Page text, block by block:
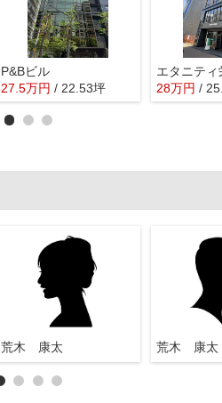
P&Bビル
27.5万円 / 22.53坪
エタニティ
28万円 /
荒木 康太 荒木 康太